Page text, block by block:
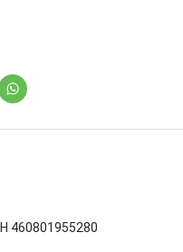
460801955280